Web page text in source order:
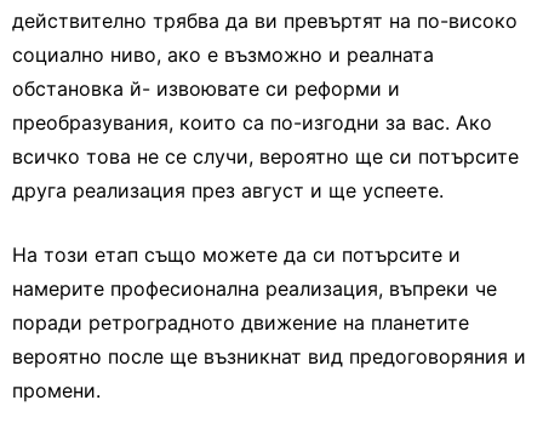
действително трябва да ви превъртят на по-високо
социално ниво, ако е възможно и реалната
обстановка й- извоювате си реформи и
преобразувания, които са по-изгодни за вас. Ако
всичко това не се случи, вероятно ще си потърсите
друга реализация през август и ще успеете.
На този етап също можете да си потърсите и
намерите професионална реализация, въпреки че
поради ретроградното движение на планетите
вероятно после ще възникнат вид предоговоряния и
промени.